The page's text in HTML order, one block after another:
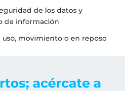
de los datos y
de información
uso, movimiento o en reposo
acércate a